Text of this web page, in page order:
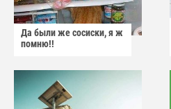
Да были же сосиски, я ж
помню!!